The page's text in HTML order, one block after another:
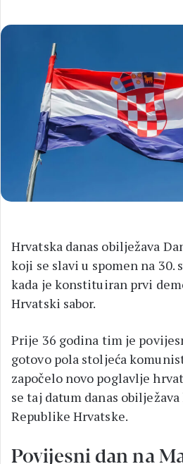
Hrvatska danas obilježava
koji se slavi u spomen na 30.
kada je konstituiran prvi
Hrvatski sabor.
Prije 36 godina tim je
gotovo pola stoljeća
započelo novo poglavlje
se taj datum danas
Republike Hrvatske.
Povijesni dan na